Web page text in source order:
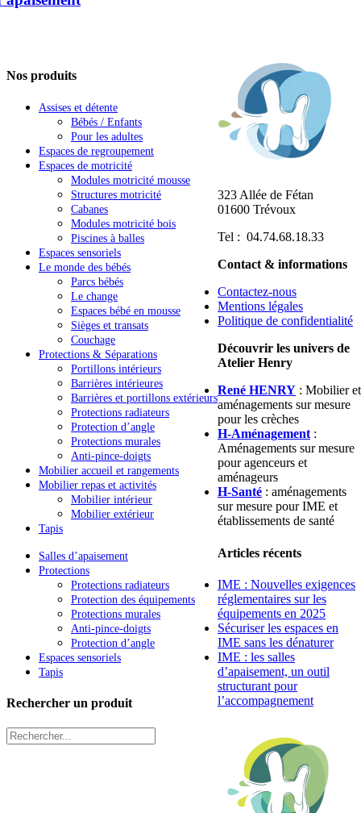
Nos produits
Assises et détente
Bébés / Enfants
Pour les adultes
Espaces de regroupement
Espaces de motricité
Modules motricité mousse
Structures motricité
Cabanes
Modules motricité bois
Piscines à balles
Espaces sensoriels
Le monde des bébés
Parcs bébés
Le change
Espaces bébé en mousse
Sièges et transats
Couchage
Protections & Séparations
Portillons intérieurs
Barrières intérieures
Barrières et portillons extérieurs
Protections radiateurs
Protection d’angle
Protections murales
Anti-pince-doigts
Mobilier accueil et rangements
Mobilier repas et activités
Mobilier intérieur
Mobilier extérieur
Tapis
Salles d’apaisement
Protections
Protections radiateurs
Protection des équipements
Protections murales
Anti-pince-doigts
Protection d’angle
Espaces sensoriels
Tapis
Rechercher un produit
323 Allée de Fétan
01600 Trévoux
Tel : 04.74.68.18.33
Contact & informations
Contactez-nous
Mentions légales
Politique de confidentialité
Découvrir les univers de
Atelier Henry
René HENRY : Mobilier et
aménagements sur mesure
pour les crèches
H-Aménagement :
Aménagements sur mesure
pour agenceurs et
aménageurs
H-Santé : aménagements
sur mesure pour IME et
établissements de santé
Articles récents
IME : Nouvelles exigences
réglementaires sur les
équipements en 2025
Sécuriser les espaces en
IME sans les dénaturer
IME : les salles
d’apaisement, un outil
structurant pour
l’accompagnement